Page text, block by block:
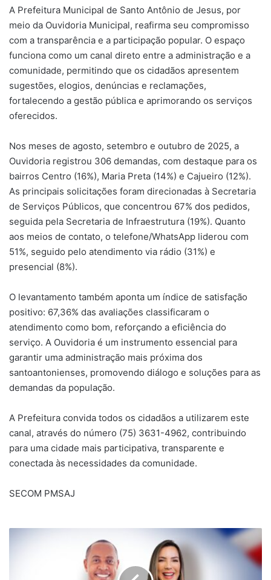
A Prefeitura Municipal de Santo Antônio de Jesus, por
meio da Ouvidoria Municipal, reafirma seu compromisso
com a transparência e a participação popular. O espaço
funciona como um canal direto entre a administração e a
comunidade, permitindo que os cidadãos apresentem
sugestões, elogios, denúncias e reclamações,
fortalecendo a gestão pública e aprimorando os serviços
oferecidos.
Nos meses de agosto, setembro e outubro de 2025, a
Ouvidoria registrou 306 demandas, com destaque para os
bairros Centro (16%), Maria Preta (14%) e Cajueiro (12%).
As principais solicitações foram direcionadas à Secretaria
de Serviços Públicos, que concentrou 67% dos pedidos,
seguida pela Secretaria de Infraestrutura (19%). Quanto
aos meios de contato, o telefone/WhatsApp liderou com
51%, seguido pelo atendimento via rádio (31%) e
presencial (8%).
O levantamento também aponta um índice de satisfação
positivo: 67,36% das avaliações classificaram o
atendimento como bom, reforçando a eficiência do
serviço. A Ouvidoria é um instrumento essencial para
garantir uma administração mais próxima dos
santoantonienses, promovendo diálogo e soluções para as
demandas da população.
A Prefeitura convida todos os cidadãos a utilizarem este
canal, através do número (75) 3631-4962, contribuindo
para uma cidade mais participativa, transparente e
conectada às necessidades da comunidade.
SECOM PMSAJ